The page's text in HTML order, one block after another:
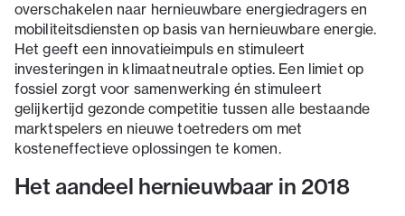
overschakelen naar hernieuwbare energiedragers en
mobiliteitsdiensten op basis van hernieuwbare energie.
Het geeft een innovatieimpuls en stimuleert
investeringen in klimaatneutrale opties. Een limiet op
fossiel zorgt voor samenwerking én stimuleert
gelijkertijd gezonde competitie tussen alle bestaande
marktspelers en nieuwe toetreders om met
kosteneffectieve oplossingen te komen.
Het aandeel hernieuwbaar in 2018